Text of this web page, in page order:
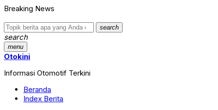
Breaking News
search
search
menu
Otokini
Informasi Otomotif Terkini
Beranda
Index Berita